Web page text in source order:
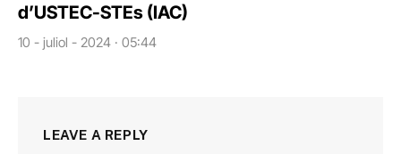
d’USTEC-STEs (IAC)
10 - juliol - 2024 · 05:44
LEAVE A REPLY